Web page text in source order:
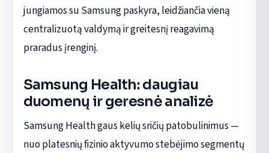
jungiamos su Samsung paskyra, leidžiančia vieną
centralizuotą valdymą ir greitesnį reagavimą
praradus įrenginį.
Samsung Health: daugiau
duomenų ir geresnė analizė
Samsung Health gaus kelių sričių patobulinimus —
nuo platesnių fizinio aktyvumo stebėjimo segmentų